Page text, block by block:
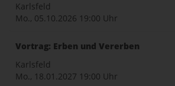
Karlsfeld
Mo., 05.10.2026 19:00 Uhr
Vortrag: Erben und Vererben
Karlsfeld
Mo., 18.01.2027 19:00 Uhr